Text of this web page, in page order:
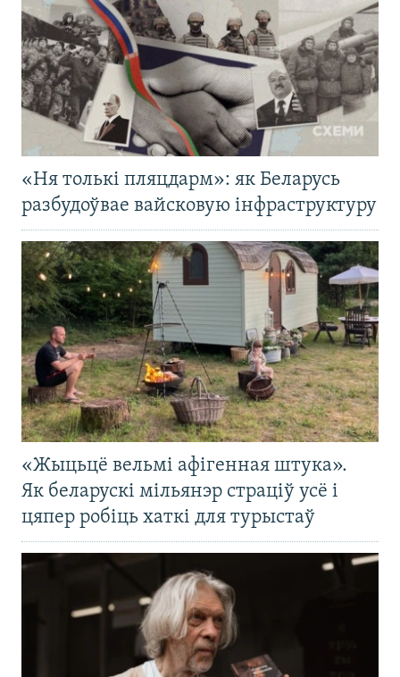
«Ня толькі пляцдарм»: як Беларусь
разбудоўвае вайсковую інфраструктуру
«Жыцьцё вельмі афігенная штука».
Як беларускі мільянэр страціў усё і
цяпер робіць хаткі для турыстаў